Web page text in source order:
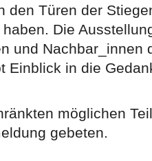
den Türen der
Die
und Nachbar_innen
Einblick in die
möglichen
gebeten.